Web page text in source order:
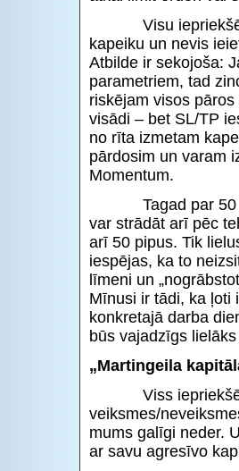
Visu iepriekšējo
kapeiku un nevis
Atbilde ir sekojoša:
parametriem, tad
riskējam visos
visādi – bet SL/TP
no rīta izmetam
pārdosim un varam
Momentum.
Tagad par 50
var strādāt arī pēc
arī 50 pipus. Tik
iespējas, ka to
līmeni un
Mīnusi ir tādi, ka ļoti
konkretajā darba
būs vajadzīgs
„Martingeila
Viss
veiksmes/
mums galīgi neder.
ar savu agresīvo